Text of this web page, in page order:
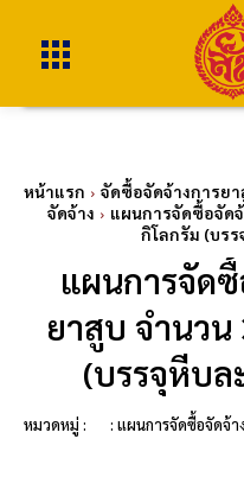
หน้าแรก จัดซื้อจัดจ้างการย
จัดจ้าง
แผนการจัดซื้อจัด
กิโลกรัม (บร
แผนการจัด
ยาสูบ จำนวน
(บรรจุหีบล
หมวดหมู่ : : แผนการจัดซื้อจัดจ้าง